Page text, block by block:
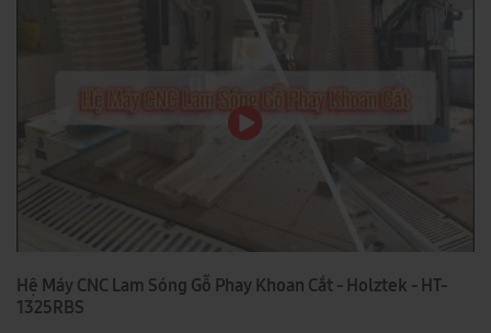
Hệ Máy CNC Lam Sóng Gỗ Phay Khoan Cắt - Holztek - HT-
1325RBS